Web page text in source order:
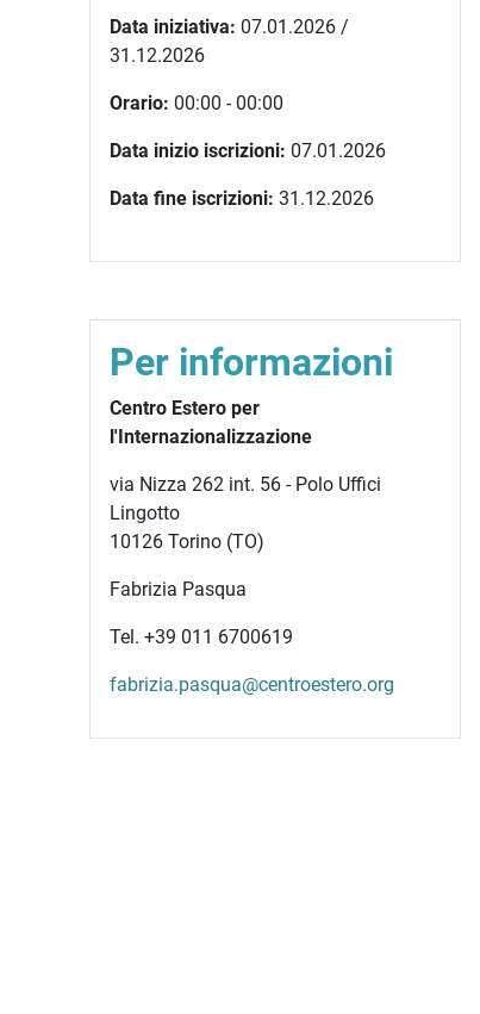
Data iniziativa: 07.01.2026 /
31.12.2026
Orario: 00:00 - 00:00
Data inizio iscrizioni: 07.01.2026
Data fine iscrizioni: 31.12.2026
Per informazioni
Centro Estero per
l'Internazionalizzazione
via Nizza 262 int. 56 - Polo Uffici
Lingotto
10126 Torino (TO)
Fabrizia Pasqua
Tel. +39 011 6700619
fabrizia.pasqua@centroestero.org